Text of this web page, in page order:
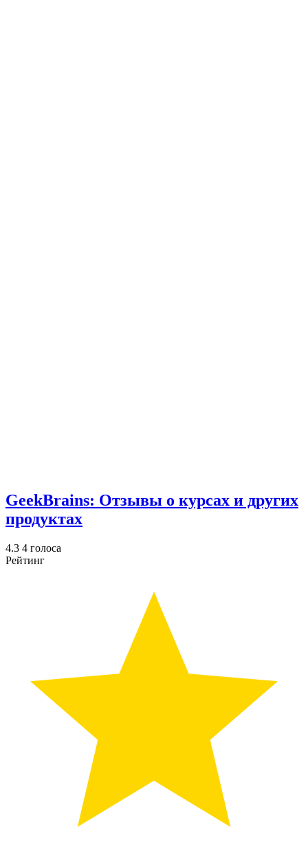
GeekBrains: Отзывы о курсах и других
продуктах
4.3 4 голоса
Рейтинг